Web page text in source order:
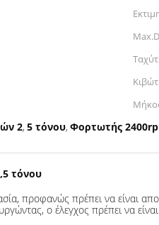
2, 5 τόνου, Φορτωτής
τόνου
προφανώς πρέπει να είναι
ο έλεγχος πρέπει να